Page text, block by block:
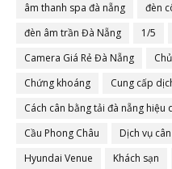
âm thanh spa đà nẵng
đèn
đèn âm trần Đà Nẵng
1/5
Camera Giá Rẻ Đà Nẵng
Chứng khoáng
Cung cấp
Cách cân bằng tải đà nẵng hiệu
Cầu Phong Châu
Dịch vụ
Hyundai Venue
Khách sạn